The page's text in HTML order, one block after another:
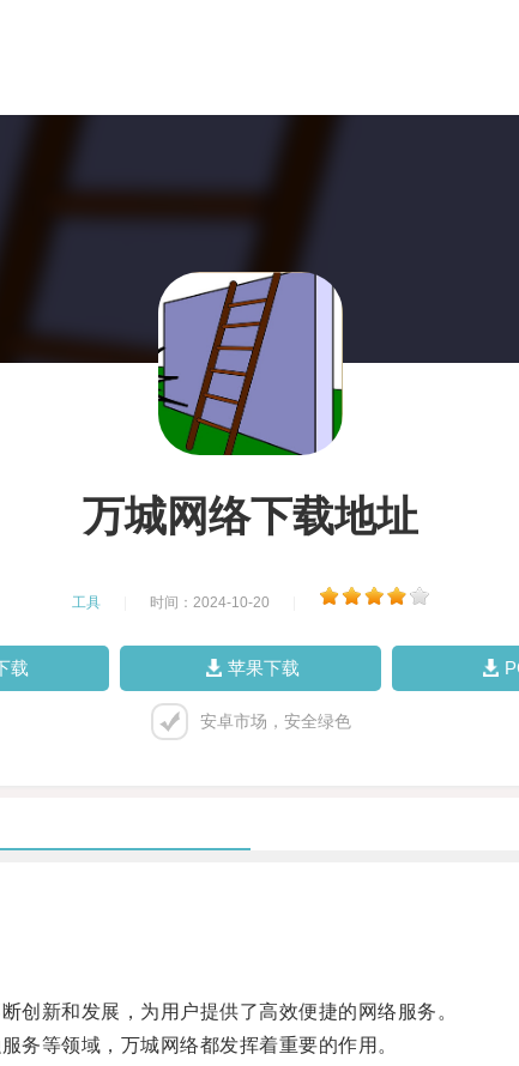
万城网络下载地址
工具 时间：2024-10-20
载 苹果下载
安卓市场，安全绿色
新和发展，为用户提供了高效便捷的网络服务。
等领域，万城网络都发挥着重要的作用。